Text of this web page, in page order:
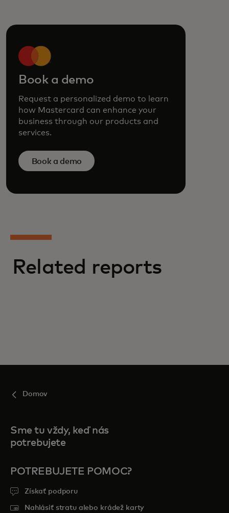
Book a demo
Request a personalized demo to learn
how Mastercard can enhance your
business through our products and
services.
Book a demo
Related reports
Domov
Sme tu vždy, keď nás
potrebujete
POTREBUJETE POMOC?
Získať podporu
Nahlásiť stratu alebo krádež karty